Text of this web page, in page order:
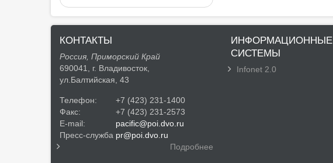
КОНТАКТЫ
Россия, Приморский Край
690041, г. Владивосток,
ул.Балтийская, 43
Телефон:
+7 (423) 231-1400
Факс:
+7 (423) 231-2573
E-mail:
pacific@poi.dvo.ru
Пресс-служба pr@poi.dvo.ru
Подробнее
ИНФОРМАЦИОННЫЕ
СИСТЕМЫ
Infonet 2.0